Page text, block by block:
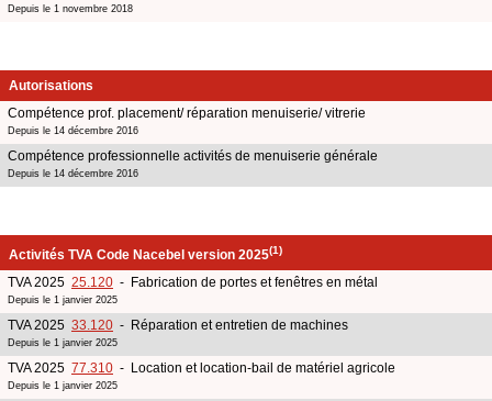
Depuis le 1 novembre 2018
Autorisations
Compétence prof. placement/ réparation menuiserie/ vitrerie
Depuis le 14 décembre 2016
Compétence professionnelle activités de menuiserie générale
Depuis le 14 décembre 2016
Activités TVA Code Nacebel version 2025(1)
TVA 2025 25.120 - Fabrication de portes et fenêtres en métal
Depuis le 1 janvier 2025
TVA 2025 33.120 - Réparation et entretien de machines
Depuis le 1 janvier 2025
TVA 2025 77.310 - Location et location-bail de matériel agricole
Depuis le 1 janvier 2025